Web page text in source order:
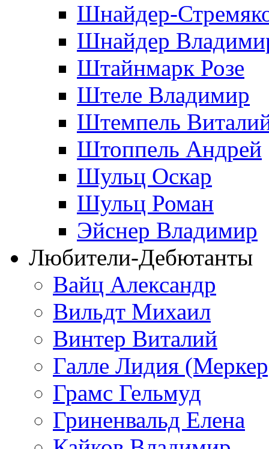
Шнайдер-
Шнайдер
Штайнмарк Розe
Штеле Владимир
Штемпель
Штоппель Андрей
Шульц Оскар
Шульц Роман
Эйснер Владимир
Любители-Дебютанты
Вайц Александр
Вильдт Михаил
Винтер Виталий
Галле Лидия
Грамс Гельмуд
Гриненвальд Елена